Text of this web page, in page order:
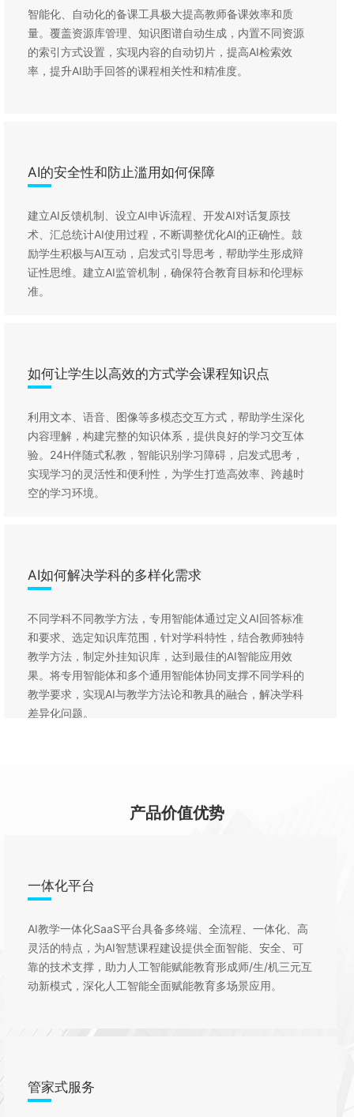
智能化、自动化的备课工具极大提高教师备课效率和质
量。覆盖资源库管理、知识图谱自动生成，内置不同资源
的索引方式设置，实现内容的自动切片，提高AI检索效
率，提升AI助手回答的课程相关性和精准度。
AI的安全性和防止滥用如何保障
建立AI反馈机制、设立AI申诉流程、开发AI对话复原技
术、汇总统计AI使用过程，不断调整优化AI的正确性。鼓
励学生积极与AI互动，启发式引导思考，帮助学生形成辩
证性思维。建立AI监管机制，确保符合教育目标和伦理标
准。
如何让学生以高效的方式学会课程知识点
利用文本、语音、图像等多模态交互方式，帮助学生深化
内容理解，构建完整的知识体系，提供良好的学习交互体
验。24H伴随式私教，智能识别学习障碍，启发式思考，
实现学习的灵活性和便利性，为学生打造高效率、跨越时
空的学习环境。
AI如何解决学科的多样化需求
不同学科不同教学方法，专用智能体通过定义AI回答标准
和要求、选定知识库范围，针对学科特性，结合教师独特
教学方法，制定外挂知识库，达到最佳的AI智能应用效
果。将专用智能体和多个通用智能体协同支撑不同学科的
教学要求，实现AI与教学方法论和教具的融合，解决学科
差异化问题。
产品价值优势
一体化平台
AI教学一体化SaaS平台具备多终端、全流程、一体化、高
灵活的特点，为AI智慧课程建设提供全面智能、安全、可
靠的技术支撑，助力人工智能赋能教育形成师/生/机三元互
动新模式，深化人工智能全面赋能教育多场景应用。
管家式服务